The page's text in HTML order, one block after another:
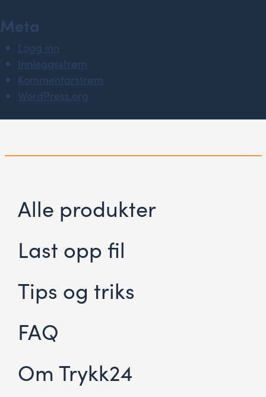
Meta
Logg inn
Innleggsstrøm
Kommentarstrøm
WordPress.org
Alle produkter
Last opp fil
Tips og triks
FAQ
Om Trykk24